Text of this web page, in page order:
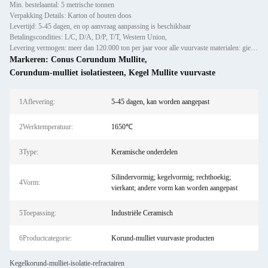
Min. bestelaantal: 5 metrische tonnen
Verpakking Details: Karton of houten doos
Levertijd: 5-45 dagen, en op aanvraag aanpassing is beschikbaar
Betalingscondities: L/C, D/A, D/P, T/T, Western Union,
Levering vermogen: meer dan 120.000 ton per jaar voor alle vuurvaste materialen: gietijzer, voorlijsten en bakstenen
Markeren: Conus Corundum Mullite,
Corundum-mulliet isolatiesteen, Kegel Mullite vuurvaste
1Aflevering: 5-45 dagen, kan worden aangepast
2Werktemperatuur: 1650℃
3Type: Keramische onderdelen
4Vorm:
Silindervormig; kegelvormig; rechthoekig;
vierkant; andere vorm kan worden aangepast
5Toepassing: Industriële Ceramisch
6Productcategorie: Korund-mulliet vuurvaste producten
Kegelkorund-mulliet-isolatie-refractairen